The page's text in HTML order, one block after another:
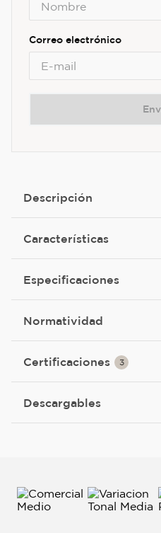
Descripción
Características
Especificaciones
Normatividad
Certificaciones 3
Descargables